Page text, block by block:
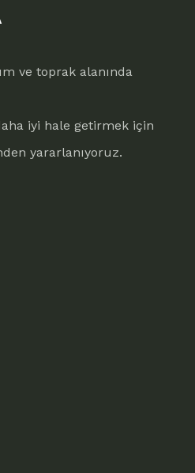
ve toprak alanında
iyi hale getirmek için
yararlanıyoruz.